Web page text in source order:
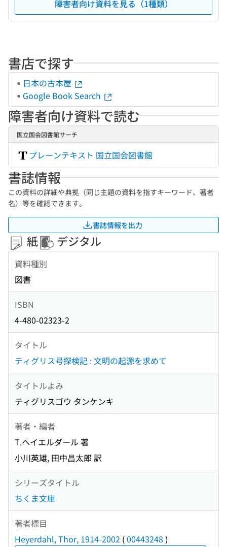
障害者向け資料を見る（1種類）
書店で探す
日本の古本屋
Google Book Search
障害者向け資料で読む
国立国会図書館サーチ
プレーンテキスト 国立国会図書館
書誌情報
この資料の詳細や典拠（同じ主題の資料を指すキーワード、著者
名）等を確認できます。
書誌情報を出力
紙 デジタル
資料種別
図書
ISBN
4-480-02323-2
タイトル
ティグリス号探検記 : 文明の起源を求めて
タイトルよみ
ティグリスゴウ タンケンキ
著者・編者
T.ヘイエルダール 著
小川英雄, 田中昌太郎 訳
シリーズタイトル
ちくま文庫
著者標目
Heyerdahl, Thor, 1914-2002 (00443248 )